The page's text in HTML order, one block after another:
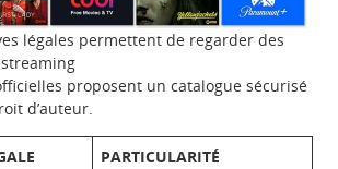
légales permettent de regarder des
proposent un catalogue sécurisé
d’auteur.
PARTICULARITÉ